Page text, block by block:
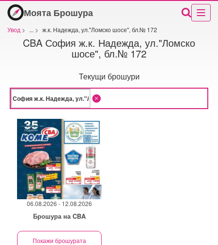
Моята Брошура
Увод > ... > ж.к. Надежда, ул."Ломско шосе", бл.№ 172
CBA София ж.к. Надежда, ул."Ломско
шосе", бл.№ 172
Текущи брошури
06.08.2026 - 12.08.2026
Брошура на CBA
Покажи брошурата